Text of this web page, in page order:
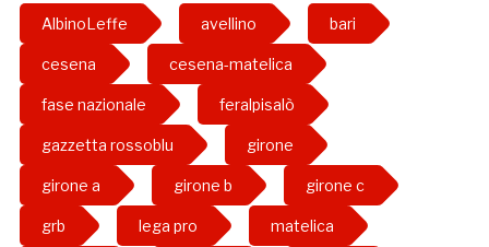
AlbinoLeffe avellino bari
cesena cesena-matelica
fase nazionale feralpisalò
gazzetta rossoblu girone
girone a girone b girone c
grb lega pro matelica